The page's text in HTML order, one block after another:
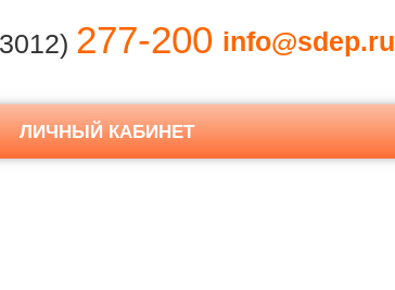
277-200info@sdep.ru
ЛИЧНЫЙ КАБИНЕТ